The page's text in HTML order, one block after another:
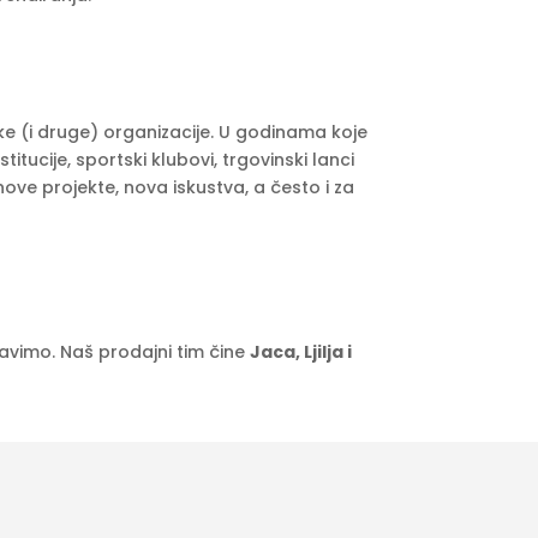
(i druge) organizacije. U godinama koje
sportski klubovi, trgovinski lanci
projekte, nova iskustva, a često i za
Naš prodajni tim čineJaca, Ljilja i